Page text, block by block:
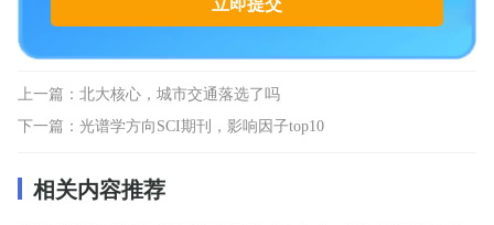
上一篇： 北大核心，城市交通落选了吗
下一篇： 光谱学方向SCI期刊，影响因子top10
相关内容推荐